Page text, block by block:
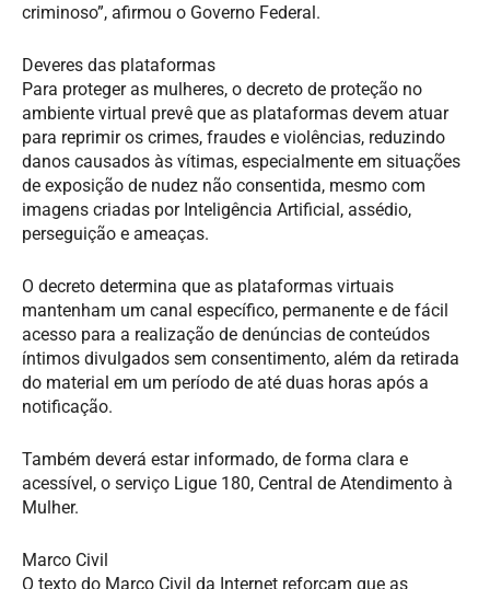
criminoso”, afirmou o Governo Federal.
Deveres das plataformas
Para proteger as mulheres, o decreto de proteção no
ambiente virtual prevê que as plataformas devem atuar
para reprimir os crimes, fraudes e violências, reduzindo
danos causados às vítimas, especialmente em situações
de exposição de nudez não consentida, mesmo com
imagens criadas por Inteligência Artificial, assédio,
perseguição e ameaças.
O decreto determina que as plataformas virtuais
mantenham um canal específico, permanente e de fácil
acesso para a realização de denúncias de conteúdos
íntimos divulgados sem consentimento, além da retirada
do material em um período de até duas horas após a
notificação.
Também deverá estar informado, de forma clara e
acessível, o serviço Ligue 180, Central de Atendimento à
Mulher.
Marco Civil
O texto do Marco Civil da Internet reforçam que as